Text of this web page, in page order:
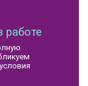
работе